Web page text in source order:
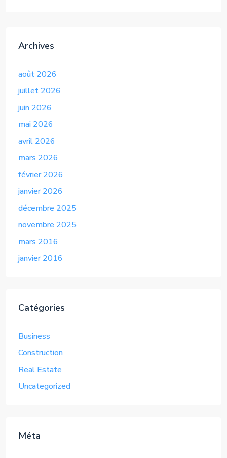
Archives
août 2026
juillet 2026
juin 2026
mai 2026
avril 2026
mars 2026
février 2026
janvier 2026
décembre 2025
novembre 2025
mars 2016
janvier 2016
Catégories
Business
Construction
Real Estate
Uncategorized
Méta